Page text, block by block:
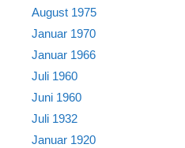
August 1975
Januar 1970
Januar 1966
Juli 1960
Juni 1960
Juli 1932
Januar 1920